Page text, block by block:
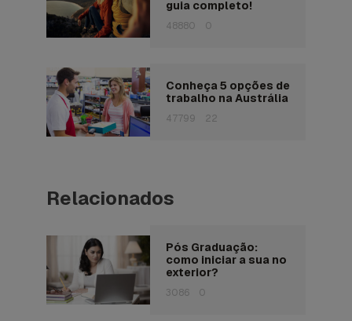
guia completo!
48880 0
Conheça 5 opções de
trabalho na Austrália
47799 22
Relacionados
Pós Graduação:
como iniciar a sua no
exterior?
3086 0